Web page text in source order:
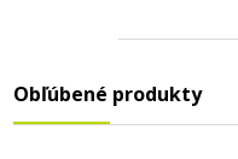
Obľúbené produkty